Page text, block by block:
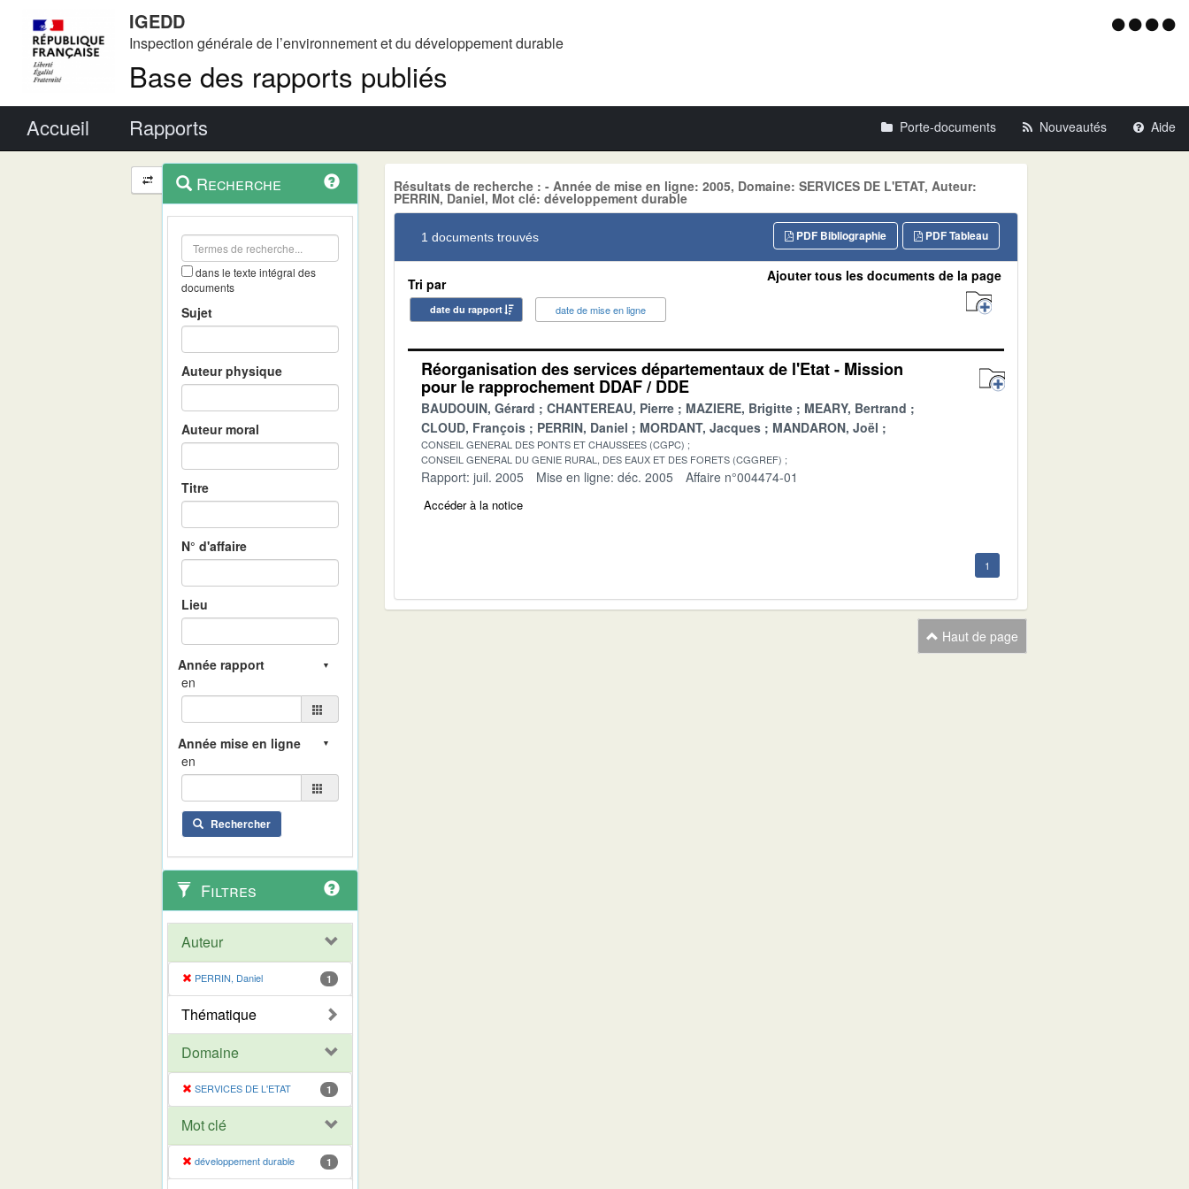
IGEDD
Inspection générale de l’environnement et du développement durable
Base des rapports publiés
Menu
Accueil Rapports Porte-documents Nouveautés Aide
Navigation
et
outils
contextuel
Recherche
dans le texte intégral des
documents
Sujet
Auteur physique
Auteur moral
Titre
N° d'affaire
Lieu
en
en
Rechercher
Filtres
Auteur
PERRIN, Daniel 1
Thématique
Domaine
SERVICES DE L'ETAT 1
Mot clé
développement durable 1
Résultats de recherche : - Année de mise en ligne: 2005, Domaine: SERVICES DE L'ETAT, Auteur:
PERRIN, Daniel, Mot clé: développement durable
1 documents trouvés PDF Tableau
PDF Bibliographie
Tri par
date du rapport date de mise en ligne
Ajouter tous les documents de la page
Réorganisation des services départementaux de l'Etat - Mission
pour le rapprochement DDAF / DDE
BAUDOUIN, Gérard CHANTEREAU, Pierre MAZIERE, Brigitte
MEARY, Bertrand
CLOUD, François
PERRIN, Daniel MORDANT, Jacques MANDARON, Joël
CONSEIL GENERAL DES PONTS ET CHAUSSEES (CGPC)
CONSEIL GENERAL DU GENIE RURAL, DES EAUX ET DES FORETS (CGGREF)
Rapport: juil. 2005 Mise en ligne: déc. 2005 Affaire n°004474-01
Accéder à la notice
1
Haut de page